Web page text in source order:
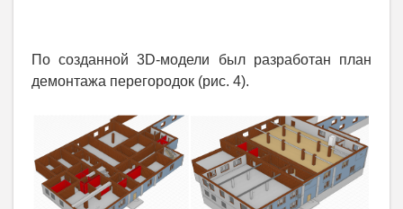
По созданной 3D-модели был разработан план
демонтажа перегородок (рис. 4).